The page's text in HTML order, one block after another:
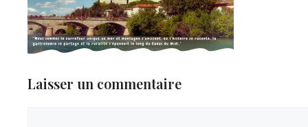
Laisser un commentaire